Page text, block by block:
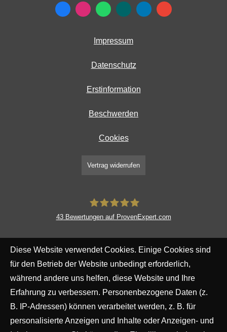
Impressum
Datenschutz
Erstinformation
Beschwerden
Cookies
Vertrag widerrufen
43Bewertungen auf ProvenExpert.com
Diese Website verwendet Cookies. Einige Cookies sind
für den Betrieb der Website unbedingt erforderlich,
während andere uns helfen, diese Website und Ihre
Erfahrung zu verbessern. Personenbezogene Daten (z.
B. IP-Adressen) können verarbeitet werden, z. B. für
personalisierte Anzeigen und Inhalte oder Anzeigen- und